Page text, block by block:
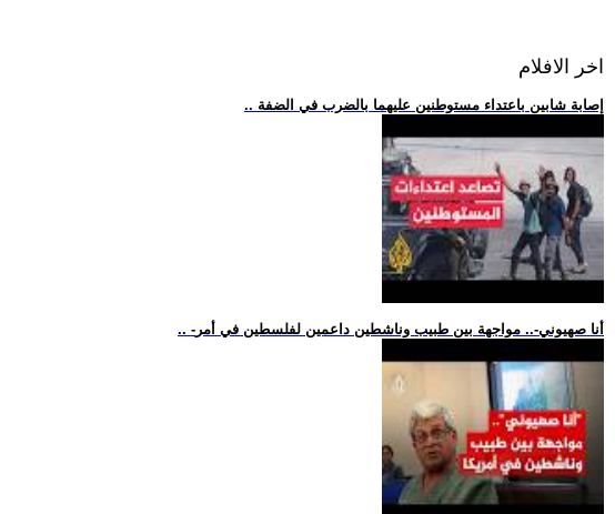
اخر الافلام
.. إصابة شابين باعتداء مستوطنين عليهما بالضرب في الضفة
.. -أنا صهيوني-.. مواجهة بين طبيب وناشطين داعمين لفلسطين في أمر